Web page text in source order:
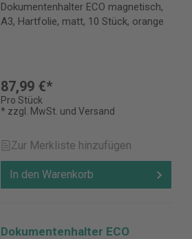
Dokumentenhalter ECO magnetisch,
A3, Hartfolie, matt, 10 Stück, orange
87,99 €*
Pro Stück
* zzgl. MwSt. und Versand
Zur Merkliste hinzufügen
In den Warenkorb
Dokumentenhalter ECO